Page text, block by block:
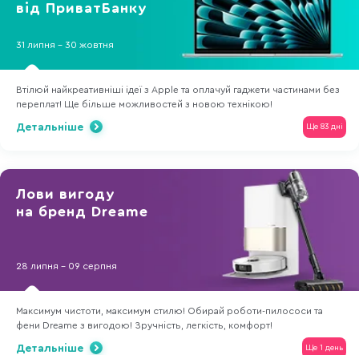
від ПриватБанку
31 липня - 30 жовтня
Втілюй найкреативніші ідеї з Apple та оплачуй гаджети частинами без
переплат! Ще більше можливостей з новою технікою!
Ще 83 дні
Детальніше
Лови вигоду
на бренд Dreame
28 липня - 09 серпня
Максимум чистоти, максимум стилю! Обирай роботи-пилососи та
фени Dreame з вигодою! Зручність, легкість, комфорт!
Ще 1 день
Детальніше